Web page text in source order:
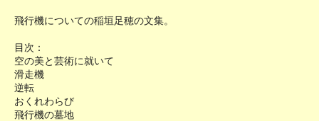
飛行機についての稲垣足穂の文集。
目次：
空の美と芸術に就いて
滑走機
逆転
おくれわらび
飛行機の墓地